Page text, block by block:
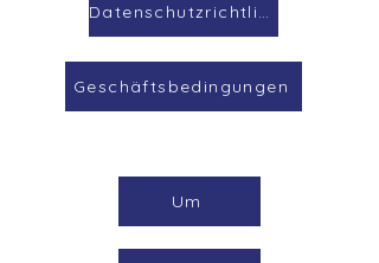
Datenschutzrichtlinie
Geschäftsbedingungen
Um